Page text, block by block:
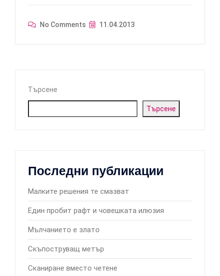
No Comments 11.04.2013
Търсене
Търсене
Последни публикации
Малките решения те смазват
Един пробит рафт и човешката илюзия
Мълчанието е злато
Скъпоструващ метър
Сканиране вместо четене